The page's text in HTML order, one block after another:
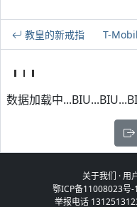
教皇的新戒指 T-
数据加载中
关于我们 ·用
鄂ICP备11008023号-1
举报电话